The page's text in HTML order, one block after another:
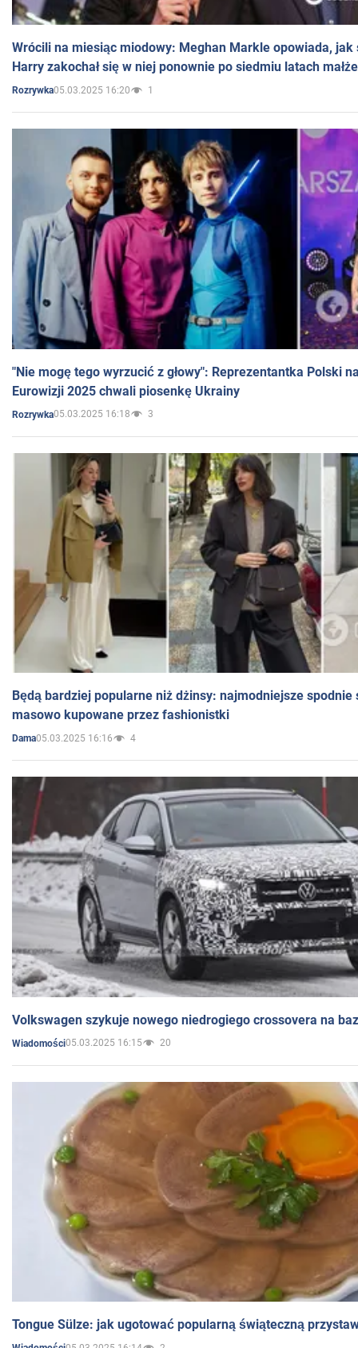
Wrócili na miesiąc miodowy: Meghan Markle opowiada, jak
Harry zakochał się w niej ponownie po siedmiu latach
Rozrywka05.03.2025 16:20 1
"Nie mogę tego wyrzucić z głowy": Reprezentantka Polski
Eurowizji 2025 chwali piosenkę Ukrainy
Rozrywka05.03.2025 16:18 3
Będą bardziej popularne niż dżinsy: najmodniejsze spodnie
masowo kupowane przez fashionistki
Dama05.03.2025 16:16 4
Volkswagen szykuje nowego niedrogiego crossovera na
Wiadomości05.03.2025 16:15 20
Tongue Sülze: jak ugotować popularną świąteczną